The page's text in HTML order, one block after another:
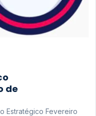
de
Estratégico Fevereiro